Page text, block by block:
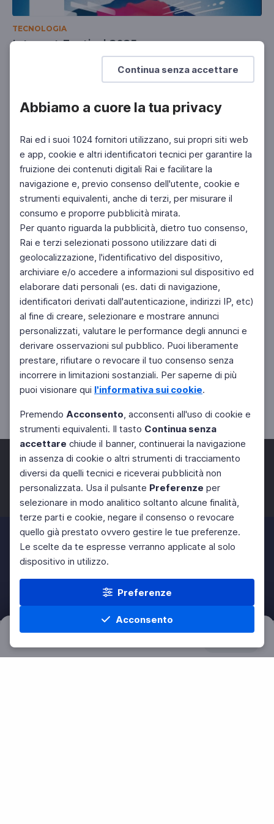
Continua senza accettare
Abbiamo a cuore la tua privacy
Rai ed i suoi 1024 fornitori utilizzano, sui propri siti web
e app, cookie e altri identificatori tecnici per garantire la
fruizione dei contenuti digitali Rai e facilitare la
navigazione e, previo consenso dell'utente, cookie e
strumenti equivalenti, anche di terzi, per misurare il
consumo e proporre pubblicità mirata.
Per quanto riguarda la pubblicità, dietro tuo consenso,
Rai e terzi selezionati possono utilizzare dati di
geolocalizzazione, l'identificativo del dispositivo,
archiviare e/o accedere a informazioni sul dispositivo ed
elaborare dati personali (es. dati di navigazione,
identificatori derivati dall'autenticazione, indirizzi IP, etc)
al fine di creare, selezionare e mostrare annunci
personalizzati, valutare le performance degli annunci e
derivare osservazioni sul pubblico. Puoi liberamente
prestare, rifiutare o revocare il tuo consenso senza
incorrere in limitazioni sostanziali. Per saperne di più
puoi visionare qui l'informativa sui cookie.
Premendo Acconsento, acconsenti all'uso di cookie e
strumenti equivalenti. Il tasto Continua senza
accettare chiude il banner, continuerai la navigazione
in assenza di cookie o altri strumenti di tracciamento
diversi da quelli tecnici e riceverai pubblicità non
personalizzata. Usa il pulsante Preferenze per
selezionare in modo analitico soltanto alcune finalità,
terze parti e cookie, negare il consenso o revocare
quello già prestato ovvero gestire le tue preferenze.
Le scelte da te espresse verranno applicate al solo
dispositivo in utilizzo.
Preferenze
Acconsento
Home Materie Cerca Menu
TECNOLOGIA
Internet Festival 2025
Facebook Twitter Instagram